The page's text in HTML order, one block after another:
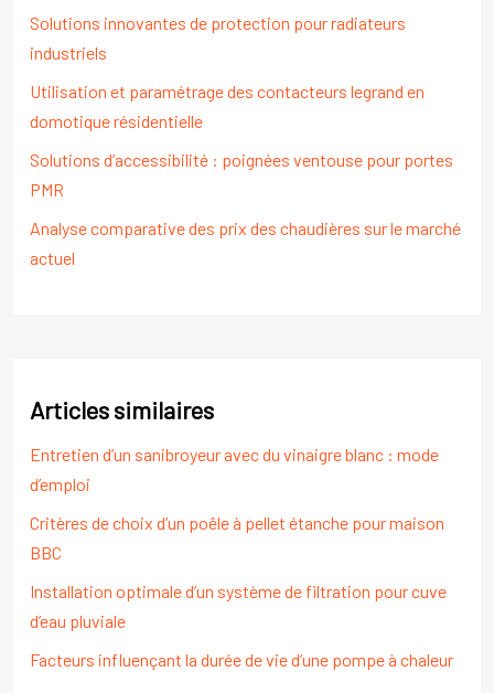
Solutions innovantes de protection pour radiateurs
industriels
Utilisation et paramétrage des contacteurs legrand en
domotique résidentielle
Solutions d’accessibilité : poignées ventouse pour portes
PMR
Analyse comparative des prix des chaudières sur le marché
actuel
Articles similaires
Entretien d’un sanibroyeur avec du vinaigre blanc : mode
d’emploi
Critères de choix d’un poêle à pellet étanche pour maison
BBC
Installation optimale d’un système de filtration pour cuve
d’eau pluviale
Facteurs influençant la durée de vie d’une pompe à chaleur